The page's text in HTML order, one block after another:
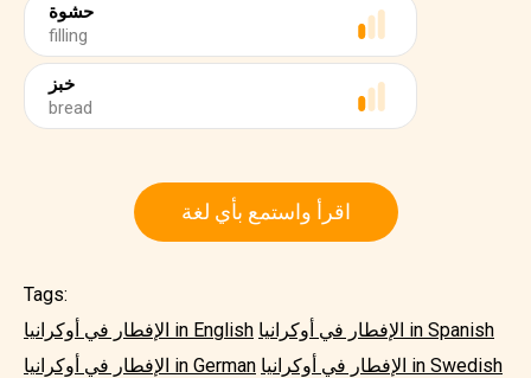
حشوة
filling
خبز
bread
اقرأ واستمع بأي لغة
Tags:
الإفطار في أوكرانيا in English
الإفطار في أوكرانيا in Spanish
الإفطار في أوكرانيا in German
الإفطار في أوكرانيا in Swedish